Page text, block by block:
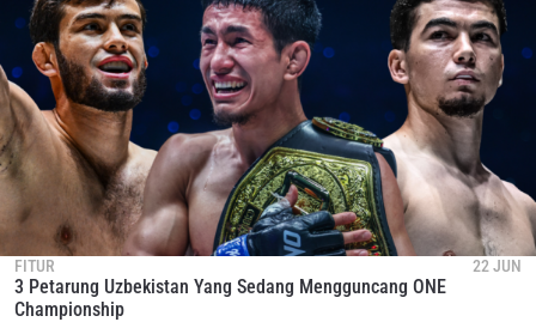
FITUR 22 JUN
3 Petarung Uzbekistan Yang Sedang Mengguncang ONE
Championship